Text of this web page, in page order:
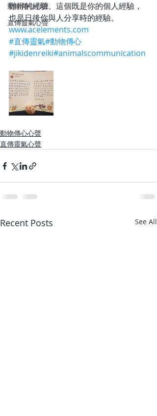
動物傳心心聲
直傳靈氣心聲
難得的經驗。這個既是你的個人經驗，
也是日後你與人分享時的經驗。
www.acelements.com
#直傳靈氣#動物傳心
#jikidenreiki#animalscommunication
動物傳心心聲
直傳靈氣心聲
Recent Posts See All